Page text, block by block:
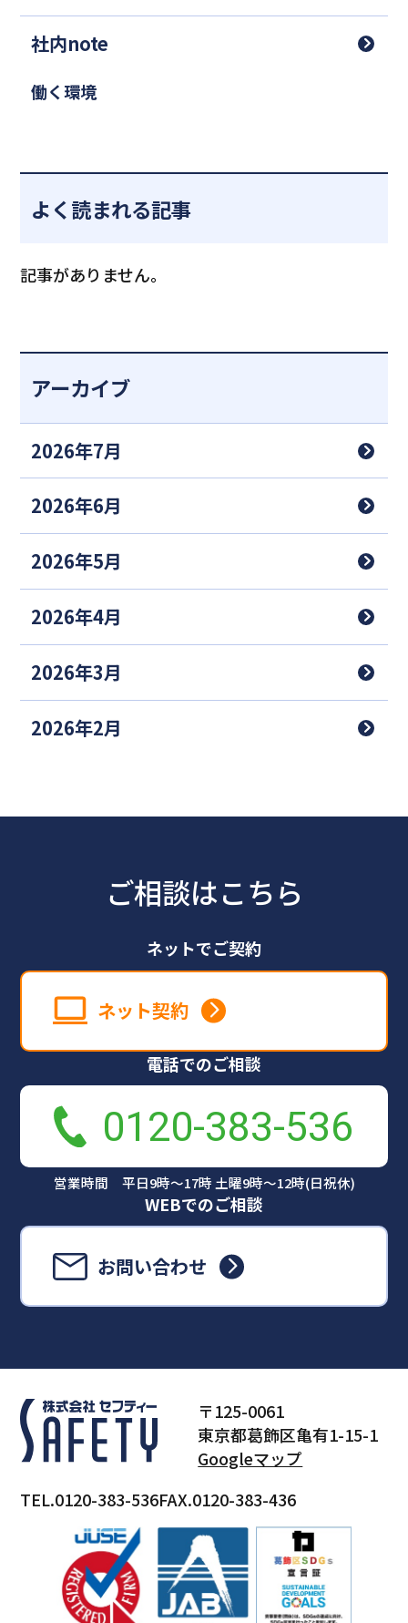
社内note
働く環境
よく読まれる記事
記事がありません。
アーカイブ
2026年7月
2026年6月
2026年5月
2026年4月
2026年3月
2026年2月
ご相談はこちら
ネットでご契約
ネット契約
電話でのご相談
0120-383-536
営業時間 平日9時～17時 土曜9時～12時(日祝休)
WEBでのご相談
お問い合わせ
〒125-0061
東京都葛飾区亀有1-15-1
Googleマップ
TEL.0120-383-536FAX.0120-383-436